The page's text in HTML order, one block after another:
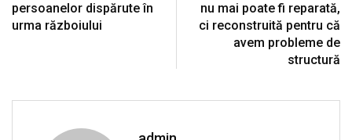
persoanelor dispărute în
urma războiului
nu mai poate fi reparată,
ci reconstruită pentru că
avem probleme de
structură